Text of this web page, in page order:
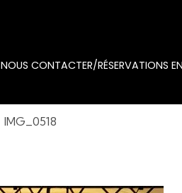
NOUS CONTACTER/RÉSERVATIONS
IMG_0518